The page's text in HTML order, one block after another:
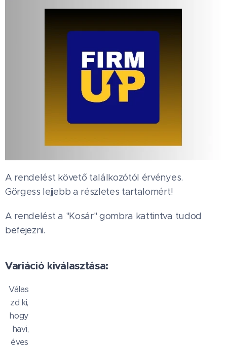
A rendelést követő találkozótól érvényes.
Görgess lejjebb a részletes tartalomért!
A rendelést a "Kosár" gombra kattintva tudod
befejezni.
Variáció kiválasztása:
Válas
zd ki,
hogy
havi,
éves